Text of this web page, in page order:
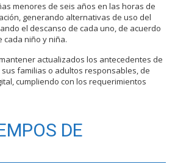
menores de seis años en las horas de
generando alternativas de uso del
el descanso de cada uno, de acuerdo
cada niño y niña.
actualizados los antecedentes de
familias o adultos responsables, de
cumpliendo con los requerimientos
DE